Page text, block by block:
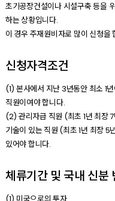
초기공장건설이나 시설구축 등을
하는 상황입니다.
이 경우 주재원비자로 많이 신청을
신청자격조건
(1) 본사에서 지난 3년동안 최소 1
직원이여야 합니다.
(2) 관리자급 직원 (최초 1년 최장
기술이 있는 직원 (최초 1년 최장
있어야 합니다.
체류기간 및 국내 신분